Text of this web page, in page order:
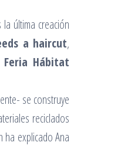
última creación
a haircut,
Feria Hábitat
se construye
reciclados
explicado Ana